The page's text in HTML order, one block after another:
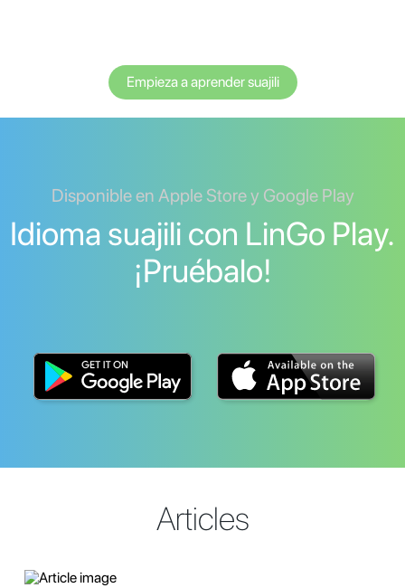
Empieza a aprender suajili
Disponible en Apple Store y Google Play
Idioma suajili con LinGo Play.
¡Pruébalo!
Articles